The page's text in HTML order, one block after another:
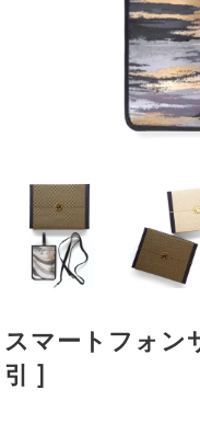
スマートフォン
引 ]